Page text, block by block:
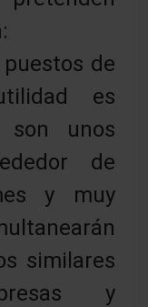
de
es
son unos
de
y muy
similares
y